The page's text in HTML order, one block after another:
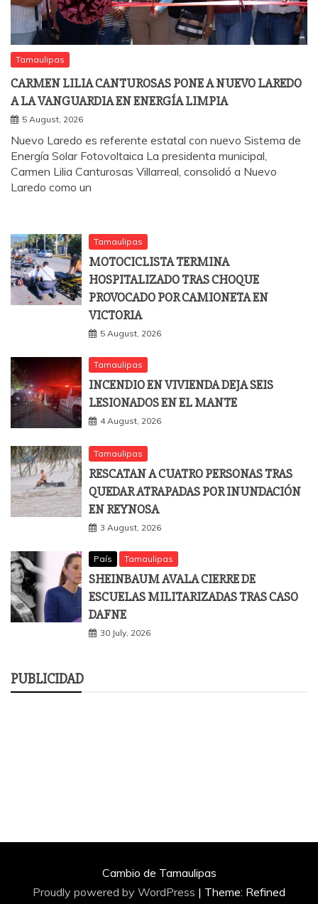
Tamaulipas
CARMEN LILIA CANTUROSAS PONE A NUEVO LAREDO
A LA VANGUARDIA EN ENERGÍA LIMPIA
5 August, 2026
Nuevo Laredo es referente estatal con nuevo Sistema de
Energía Solar Fotovoltaica La presidenta municipal,
Carmen Lilia Canturosas Villarreal, consolidó a Nuevo
Laredo como un
Tamaulipas
MOTOCICLISTA TERMINA
HOSPITALIZADO TRAS CHOQUE
PROVOCADO POR CAMIONETA EN
VICTORIA
5 August, 2026
Tamaulipas
INCENDIO EN VIVIENDA DEJA SEIS
LESIONADOS EN EL MANTE
4 August, 2026
Tamaulipas
RESCATAN A CUATRO PERSONAS TRAS
QUEDAR ATRAPADAS POR INUNDACIÓN
EN REYNOSA
3 August, 2026
País Tamaulipas
SHEINBAUM AVALA CIERRE DE
ESCUELAS MILITARIZADAS TRAS CASO
DAFNE
30 July, 2026
PUBLICIDAD
Cambio de Tamaulipas
Proudly powered by WordPress | Theme: Refined